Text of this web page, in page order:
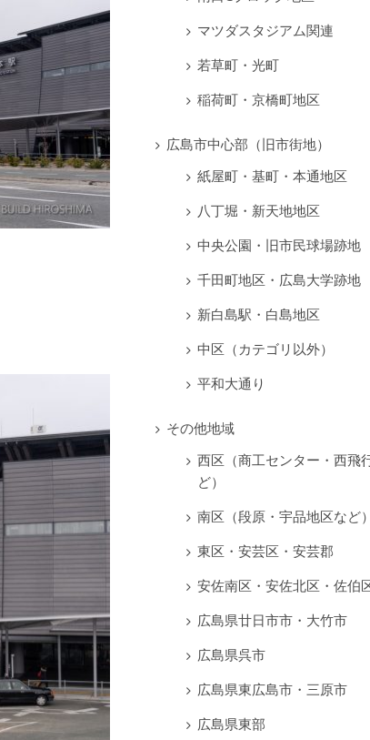
マツダスタジアム関連
若草町・光町
稲荷町・京橋町地区
広島市中心部（旧市街地）
紙屋町・基町・本通地区
八丁堀・新天地地区
中央公園・旧市民球場跡地
千田町地区・広島大学跡地
新白島駅・白島地区
中区（カテゴリ以外）
平和大通り
その他地域
西区（商工センター・西飛
ど）
南区（段原・宇品地区など）
東区・安芸区・安芸郡
安佐南区・安佐北区・佐伯
広島県廿日市市・大竹市
広島県呉市
広島県東広島市・三原市
広島県東部